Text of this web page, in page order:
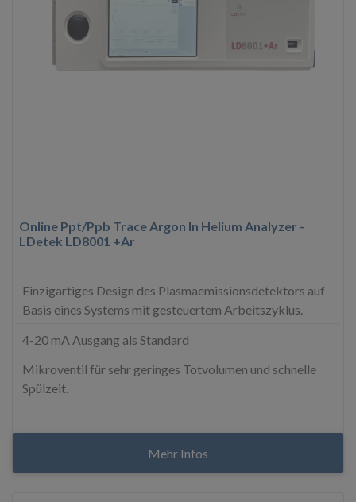
Online Ppt/Ppb Trace Argon In Helium Analyzer -
LDetek LD8001 +Ar
Einzigartiges Design des Plasmaemissionsdetektors auf
Basis eines Systems mit gesteuertem Arbeitszyklus.
4-20 mA Ausgang als Standard
Mikroventil für sehr geringes Totvolumen und schnelle
Spülzeit.
Mehr Infos